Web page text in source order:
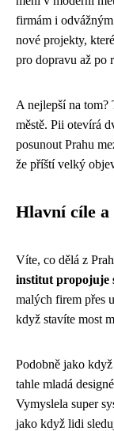
firmám i
nové projekty,
pro dopravu až po
A nejlepší na tom?
městě. Pii otevírá
posunout Prahu
že příští velký
Hlavní cíle
Víte, co dělá z
institut propojuje
malých firem přes
když stavíte most
Podobně jako
tahle mladá
Vymyslela super
jako když lidi